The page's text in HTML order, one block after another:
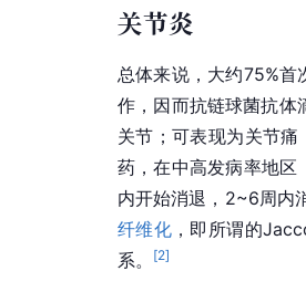
关节炎
总体来说，大约75%首
作，因而抗链球菌抗体
关节；可表现为关节
药，在中高发病率地区
内开始消退，2~6周内
纤维化 ，即所谓的
系。
[2]